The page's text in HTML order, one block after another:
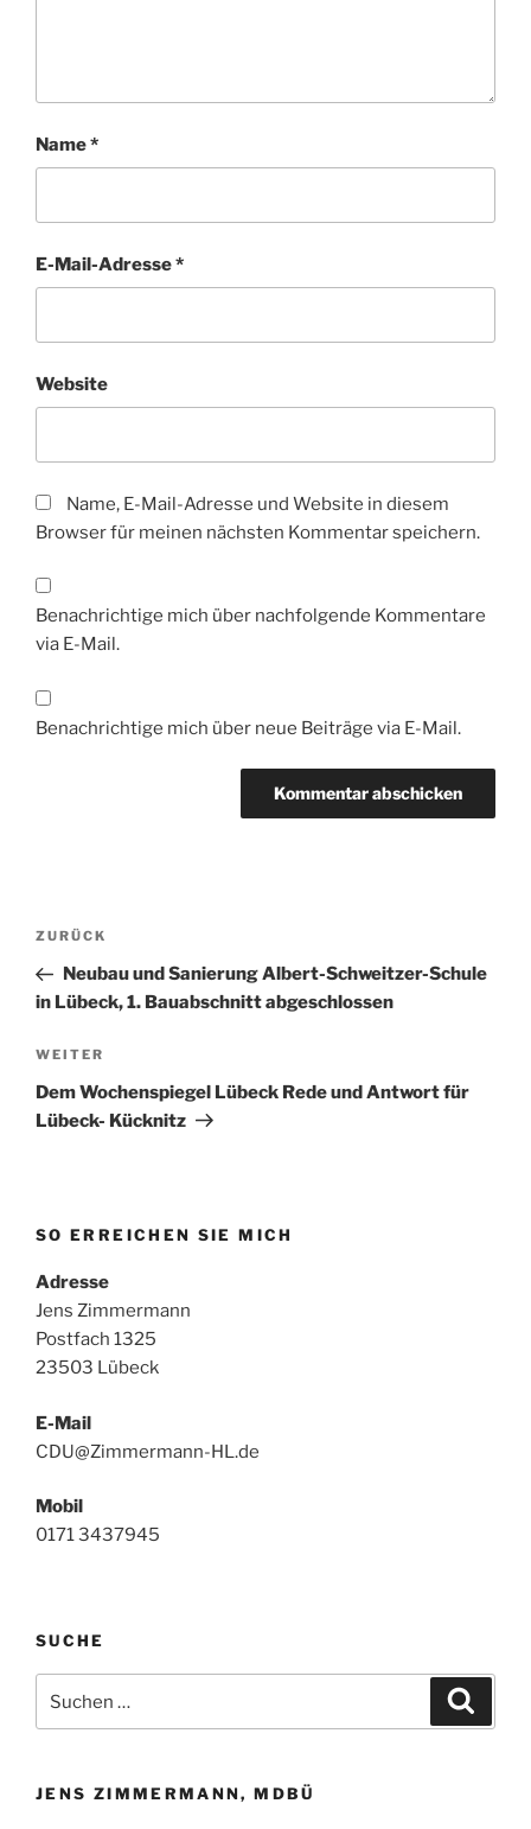
Name*
E-Mail-Adresse*
Website
Name, E-Mail-Adresse und Website in diesem
Browser für meinen nächsten Kommentar speichern.
Benachrichtige mich über nachfolgende Kommentare
via E-Mail.
Benachrichtige mich über neue Beiträge via E-Mail.
Beitragsnavigation
Vorheriger
Beitrag
ZURÜCK
Neubau und Sanierung Albert-Schweitzer-Schule
in Lübeck, 1. Bauabschnitt abgeschlossen
Nächster
Beitrag
WEITER
Dem Wochenspiegel Lübeck Rede und Antwort für
Lübeck- Kücknitz
SO ERREICHEN SIE MICH
Adresse
Jens Zimmermann
Postfach 1325
23503 Lübeck
E-Mail
CDU@Zimmermann-HL.de
Mobil
0171 3437945
SUCHE
nach:
JENS ZIMMERMANN, MDBÜ